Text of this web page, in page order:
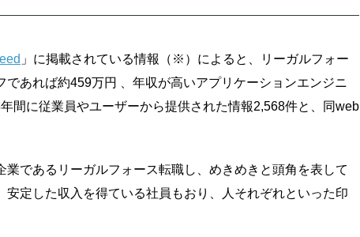
」に掲載されている情報（※）によると、リーガルフォー
あれば約459万円 、年収が高いアプリケーションエンジニ
間に従業員やユーザーから提供された情報2,568件と、同web
であるリーガルフォース転職し、めきめきと頭角を表して
定した収入を得ている社員もおり、人それぞれといった印